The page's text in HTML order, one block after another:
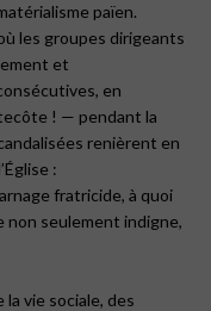
païen.
les groupes dirigeants
et
en
! — pendant la
renièrent en
:
fratricide, à quoi
non seulement indigne,
vie sociale, des